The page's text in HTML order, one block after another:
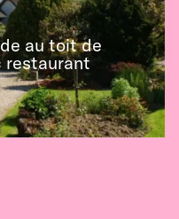
au toit de
restaurant